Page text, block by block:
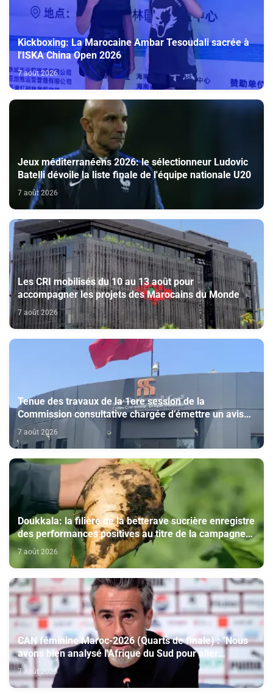
Kickboxing: La Marocaine Ambar Tesoudali sacrée à
l'ISKA China Open 2026
7 août 2026
Jeux méditerranéens 2026: le sélectionneur Ludovic
Batelli dévoile la liste finale de l'équipe nationale U20
7 août 2026
Les CRI mobilisés du 10 au 13 août pour
accompagner les projets des Marocains du Monde
7 août 2026
Tenue des travaux de la 1ere session de la
Commission consultative chargée d’émettre un avis
sur la délivrance de la carte du professionnel du
cinéma (CCM)
7 août 2026
Doukkala: la filière de la betterave sucrière enregistre
des performances positives au titre de la campagne
agricole 2025-2026
7 août 2026
CAN féminine Maroc-2026 (Quarts de finale) : "Nous
avons bien analysé l'Afrique du Sud pour aller
chercher la victoire" (Jorge Vilda)
7 août 2026